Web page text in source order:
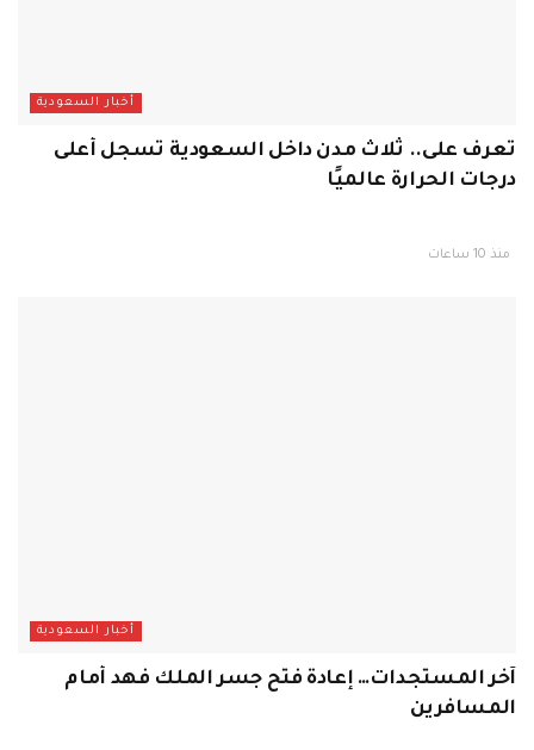
أخبار السعودية
تعرف على.. ثلاث مدن داخل السعودية تسجل أعلى
درجات الحرارة عالميًا
منذ 10 ساعات
أخبار السعودية
آخر المستجدات… إعادة فتح جسر الملك فهد أمام
المسافرين